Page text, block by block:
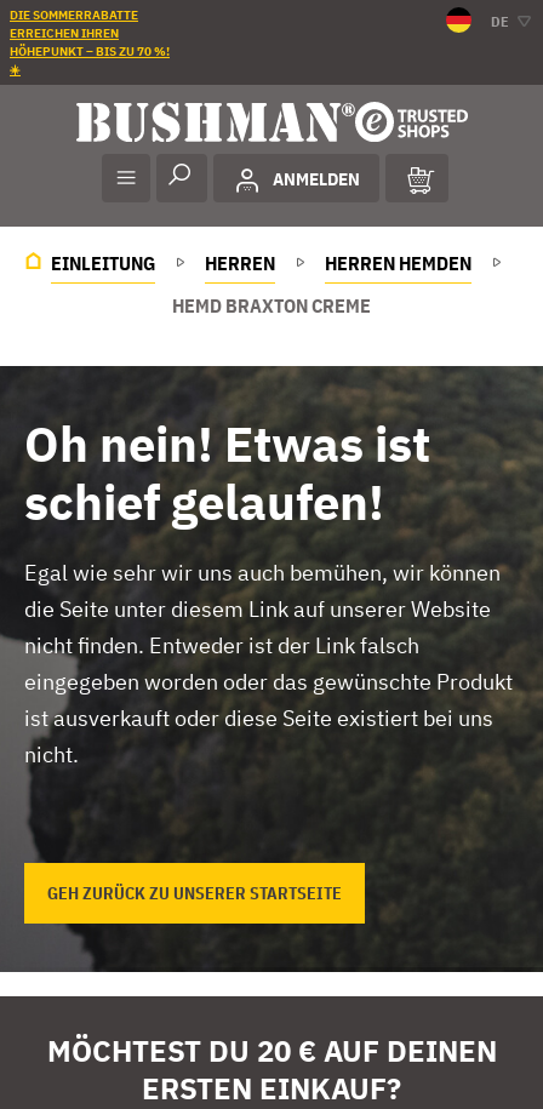
DIE SOMMERRABATTE
ERREICHEN IHREN
HÖHEPUNKT – BIS ZU 70 %!
☀️
DE
ANMELDEN
EINLEITUNG HERREN
HERREN HEMDEN
HEMD BRAXTON CREME
Oh nein! Etwas ist
schief gelaufen!
Egal wie sehr wir uns auch bemühen, wir können
die Seite unter diesem Link auf unserer Website
nicht finden. Entweder ist der Link falsch
eingegeben worden oder das gewünschte Produkt
ist ausverkauft oder diese Seite existiert bei uns
nicht.
GEH ZURÜCK ZU UNSERER STARTSEITE
MÖCHTEST DU 20 € AUF DEINEN
ERSTEN EINKAUF?